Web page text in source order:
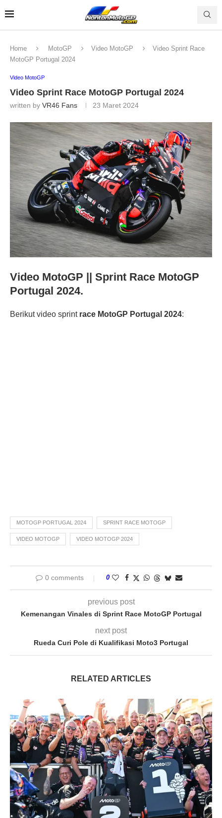
Home MotoGP Video MotoGP
Video Sprint Race
MotoGP Portugal 2024
Video MotoGP
Video Sprint Race MotoGP Portugal 2024
written by VR46 Fans 23 Maret 2024
Video MotoGP || Sprint Race MotoGP
Portugal 2024.
Berikut video sprintrace MotoGP Portugal 2024:
MOTOGP PORTUGAL 2024 SPRINT RACE MOTOGP
VIDEO MOTOGP VIDEO MOTOGP 2024
0 comments 0
previous post
Kemenangan Vinales di Sprint Race MotoGP Portugal
next post
Rueda Curi Pole di Kualifikasi Moto3 Portugal
RELATED ARTICLES